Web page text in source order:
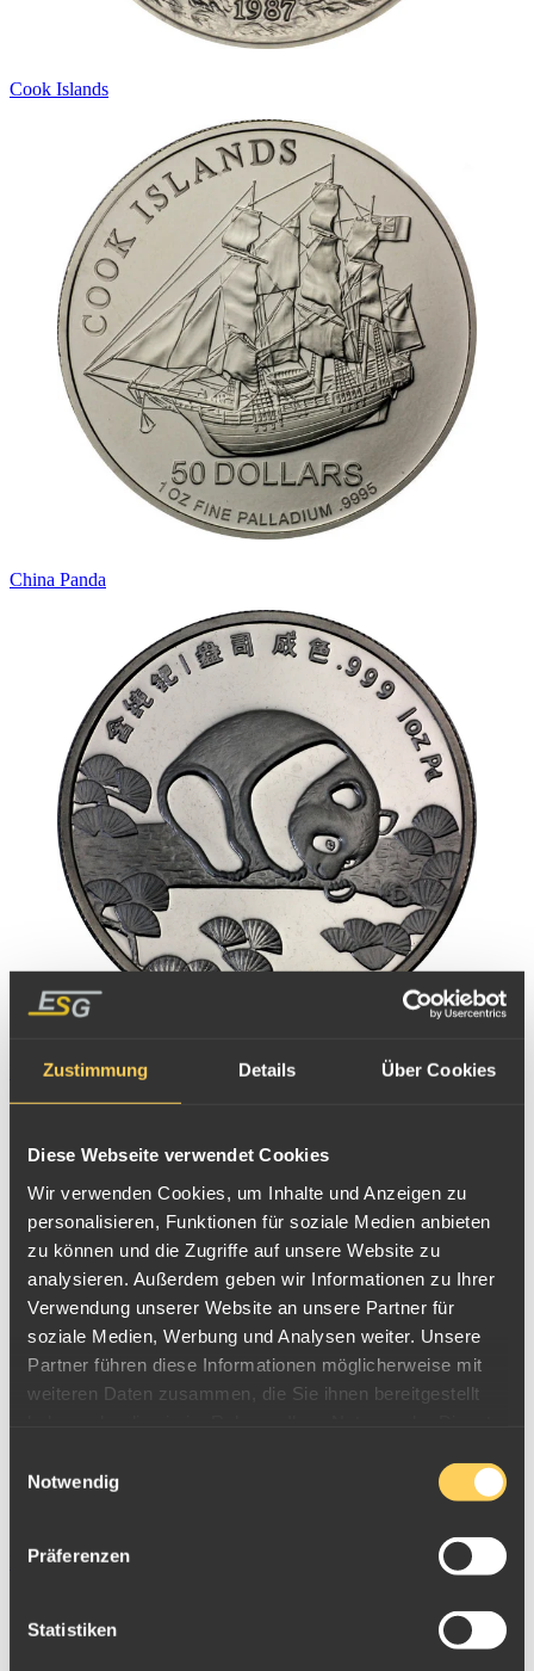
Zustimmung Details Über Cookies
Diese Webseite verwendet Cookies
Wir verwenden Cookies, um Inhalte und Anzeigen zu
personalisieren, Funktionen für soziale Medien anbieten
zu können und die Zugriffe auf unsere Website zu
analysieren. Außerdem geben wir Informationen zu Ihrer
Verwendung unserer Website an unsere Partner für
soziale Medien, Werbung und Analysen weiter. Unsere
Partner führen diese Informationen möglicherweise mit
weiteren Daten zusammen, die Sie ihnen bereitgestellt
Notwendig
Präferenzen
Statistiken
Cook Islands
China Panda
Kanada
Russland CCCP